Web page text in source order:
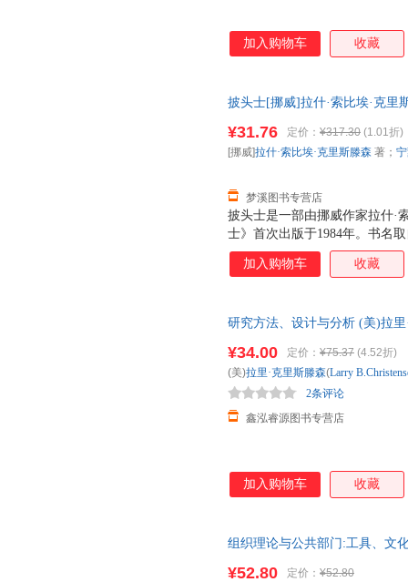
加入购物车 收藏
披头士[挪威]拉什·索比埃·克里
披头士是一部由挪威作家拉什·
士》首次出版于1984年。书名
有章节皆以乐队曲目命名。小
发生的故事，生动描绘了他们
征。 故事的主角及叙述者名叫
时他刚逃出奥斯陆高斯塔（
时（1972年冬天）发生的故事
（乔治）和乌拉（灵格）一起
¥31.76 定价： ¥317.30 (1.01折)
梦溪图书专营店
[挪威]拉什·索比埃·克里斯滕森 著；
加入购物车 收藏
研究方法、设计与分析 (美)拉里
¥34.00 定价： ¥75.37 (4.52折)
鑫泓睿源图书专营店
2条评论
(美)拉里·克里斯滕森(Larry
加入购物车 收藏
组织理论与公共部门:工具、文
¥52.80 定价： ¥52.80